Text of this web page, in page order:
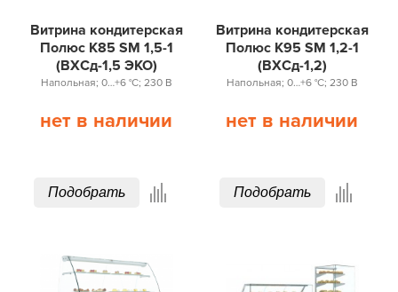
Витрина кондитерская
Полюс K85 SM 1,5-1
(ВХСд-1,5 ЭКО)
Напольная; 0…+6 °С; 230 В
нет в наличии
Подобрать
Витрина кондитерская
Полюс K95 SM 1,2-1
(ВХСд-1,2)
Напольная; 0…+6 °С; 230 В
нет в наличии
Подобрать